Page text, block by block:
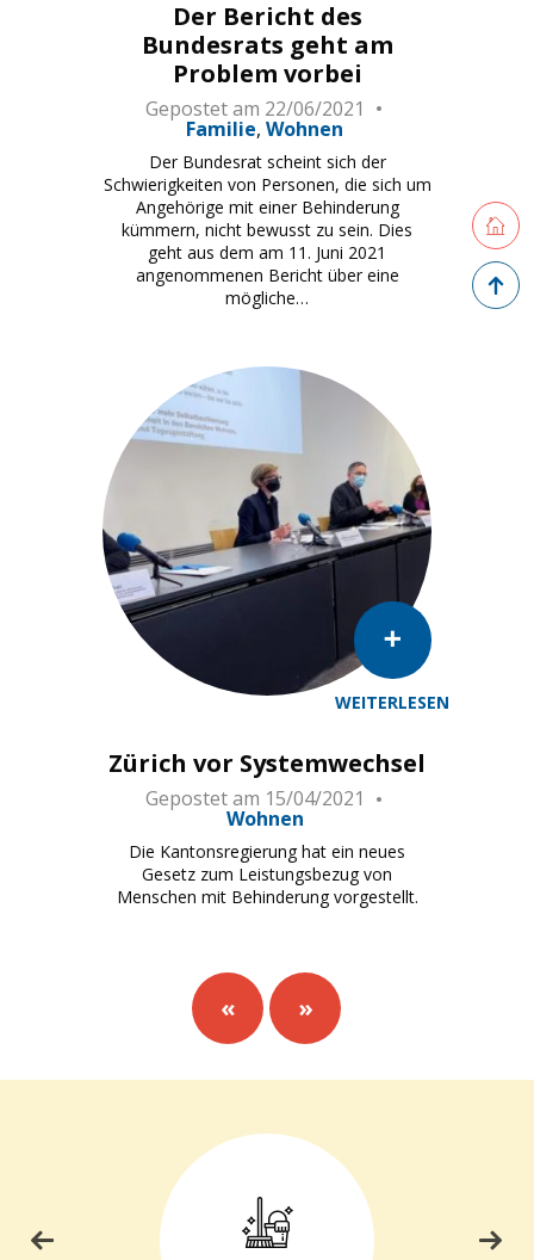
Der Bericht des
Bundesrats geht am
Problem vorbei
Gepostet am 22/06/2021
Familie Wohnen
Der Bundesrat scheint sich der
Schwierigkeiten von Personen, die sich um
Angehörige mit einer Behinderung
kümmern, nicht bewusst zu sein. Dies
geht aus dem am 11. Juni 2021
angenommenen Bericht über eine
mögliche…
WEITERLESEN
Zürich vor Systemwechsel
Gepostet am 15/04/2021
Wohnen
Die Kantonsregierung hat ein neues
Gesetz zum Leistungsbezug von
Menschen mit Behinderung vorgestellt.
« »
Zurück